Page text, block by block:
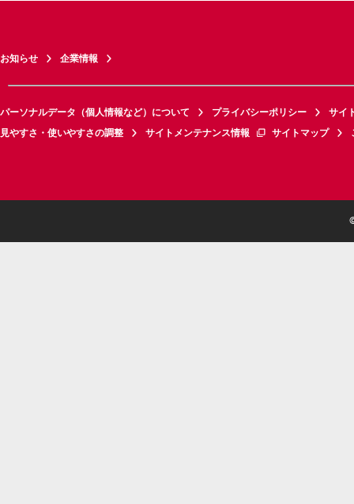
お知らせ 企業情報
パーソナルデータ（個人情報など）について プライバシーポリシー
サイ
見やすさ・使いやすさの調整
サイトメンテナンス情報 サイトマップ